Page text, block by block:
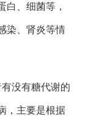
白、细菌等，
染、肾炎等情
没有糖代谢的
，主要是根据